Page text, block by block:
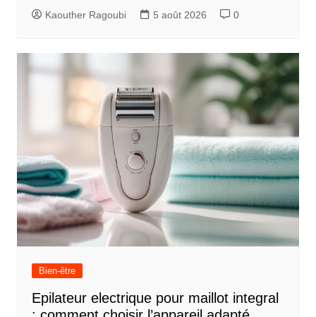
Kaouther Ragoubi 5 août 2026 0
Bien-être
Epilateur electrique pour maillot integral